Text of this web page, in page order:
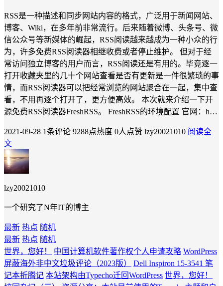
RSS是一种描述和同步网站内容的格式，广泛用于新闻网站、
博客、Wiki，在多年前非常流行。后来随着微博、头条号、微
信公众号等新媒体的崛起，RSS阅读越来越成为一种小众的行
为，许多免费RSS阅读器相继收费或者停止维护。 但对于经
常访问独立博客的用户而言，RSS阅读还是有用的。毕竟逐一
打开收藏夹里的几十个网站查看是否有更新是一件很繁琐的事
情，而RSS阅读器可以把经常浏览的网站聚合在一起，集中查
看，不用再逐个打开了，更方便高效。 本次就来介绍一下开
源免费RSS阅读器FreshRSS。 FreshRSS的环境配置 官网：h…
2021-09-28 1条评论 9288点热度 0人点赞 lzy20021010 阅读全
文
lzy20021010
一个研究了N年IT的博主
最新 热点 随机
最新 热点 随机
世界，您好！
中国计算机软件著作权个人申请攻略 WordPress
屏蔽海外非中文垃圾评论（2023版）
Dell Inspiron 15-3541 笔
记本折腾记 本站架构由Typecho迁回WordPress 世界，您好！